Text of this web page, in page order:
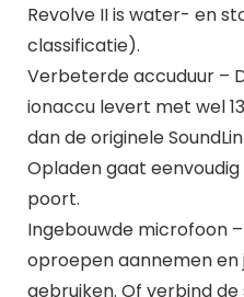
Revolve II is water- en
classificatie).
Verbeterde accuduur –
ionaccu levert met wel
dan de originele
Opladen gaat
poort.
Ingebouwde microfoon
oproepen aannemen en
gebruiken. Of verbind